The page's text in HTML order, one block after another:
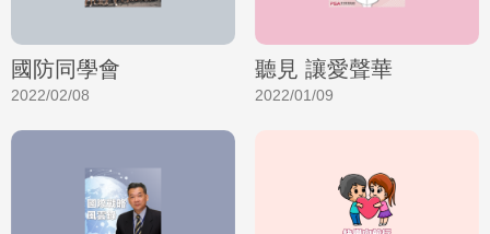
國防同學會
2022/02/08
聽見 讓愛聲華
2022/01/09